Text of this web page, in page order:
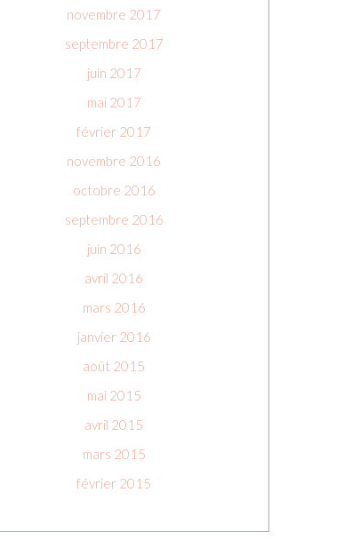
novembre 2017
septembre 2017
juin 2017
mai 2017
février 2017
novembre 2016
octobre 2016
septembre 2016
juin 2016
avril 2016
mars 2016
janvier 2016
août 2015
mai 2015
avril 2015
mars 2015
février 2015